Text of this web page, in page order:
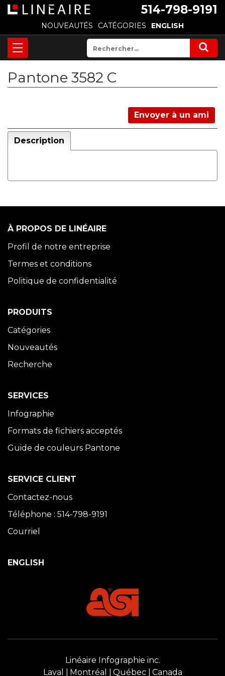
514-798-9191
NOUVEAUTÉS CATÉGORIES ENGLISH
Pantone 3582 C
Envoyer à un ami
Description
À PROPOS DE LINÉAIRE
Profil de notre entreprise
Termes et conditions
Politique de confidentialité
PRODUITS
Catégories
Nouveautés
Recherche
SERVICES
Infographie
Formats de fichiers acceptés
Guide de couleurs Pantone
SERVICE CLIENT
Contactez-nous
Téléphone : 514-798-9191
Courriel
ENGLISH
Linéaire Infographie inc.
Laval
Montréal Québec Canada